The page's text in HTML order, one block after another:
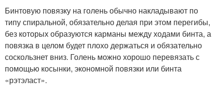
Бинтовую повязку на голень обычно накладывают по
типу спиральной, обязательно делая при этом перегибы,
без которых образуются карманы между ходами бинта, а
повязка в целом будет плохо держаться и обязательно
соскользнет вниз. Голень можно хорошо перевязать с
помощью косынки, экономной повязки или бинта
«рэтэласт».